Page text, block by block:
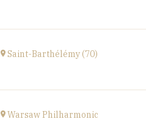
2600-4, Honmachida, Machida
(JAPAN)
Saint-Barthélémy (70)
1B Route de Ronchamp, 70270
at15H
Warsaw Philharmonic